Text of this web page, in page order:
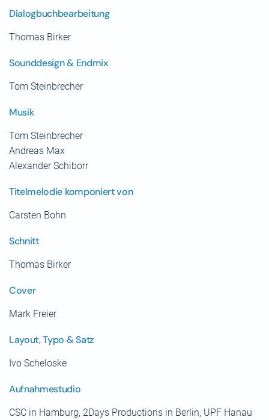
Dialogbuchbearbeitung
Thomas Birker
Sounddesign & Endmix
Tom Steinbrecher
Musik
Tom Steinbrecher
Andreas Max
Alexander Schiborr
Titelmelodie komponiert von
Carsten Bohn
Schnitt
Thomas Birker
Cover
Mark Freier
Layout, Typo & Satz
Ivo Scheloske
Aufnahmestudio
CSC in Hamburg, 2Days Productions in Berlin, UPF Hanau